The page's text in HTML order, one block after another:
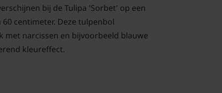
bij de Tulipa 'Sorbet' op een
centimeter. Deze tulpenbol
met narcissen en bijvoorbeeld blauwe
kleureffect.